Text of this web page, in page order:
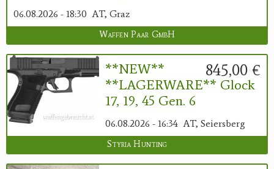
06.08.2026 - 18:30 AT, Graz
Waffen Paar GmbH
845,00 €
**NEW**
**LAGERWARE** Glock
17, 19, 45 Gen. 6
06.08.2026 - 16:34 AT, Seiersberg
Styria Hunting